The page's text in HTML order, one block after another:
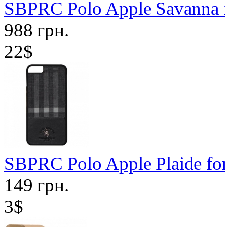
SBPRC Polo Apple
988 грн.
22$
SBPRC Polo Apple Plaide
149 грн.
3$